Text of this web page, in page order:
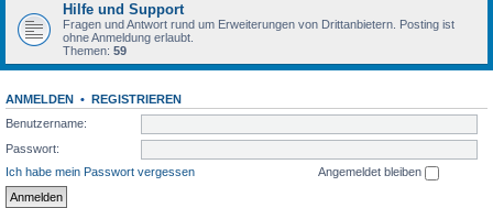
Hilfe und Support
Fragen und Antwort rund um Erweiterungen von Drittanbietern. Posting ist
ohne Anmeldung erlaubt.
Themen: 59
ANMELDEN • REGISTRIEREN
Benutzername:
Passwort:
Ich habe mein Passwort vergessen
Angemeldet bleiben